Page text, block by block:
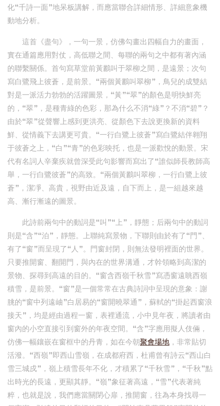
化“千詩一面”地呆板講解，而應當聯合詳細情形、詳細意象機
動地分析。
這首《盡句》，一句一景，仿佛勾畫出四幅自力的畫面，
實在通篇應用對仗，高低聯之間、每聯的兩句之中都有著內涵
的聯繫關係。首句寫草堂前黃鸝叫于翠柳之間，是遠景；次句
寫白鷺飛上彼蒼，是前景。“兩個黃鸝叫翠柳”，鳥兒的成雙結
對是一派活力勃勃的活躍圖景，“黃”“翠”的顏色是明快鮮亮
的，“翠”，是種青綠的色彩，那為什么不消“綠”？不消“碧”？
由於“翠”從聲響上感到更洪亮、從顏色下去說更換新的資料
鮮、從情義下去講更可貴。“一行白鷺上彼蒼”寫白鷺結伴翱翔
于彼蒼之上，“白”“青”的色彩映托，也是一派歡悅的動景。宋
代有名詞人辛棄疾就曾深受此句影響而寫出了“誰似師長教師高
舉，一行白鷺彼蒼”的高致。“兩個黃鸝叫翠柳，一行白鷺上彼
蒼”，潔凈、高貴，視野由近及遠，自下而上，是一組越來越
高、漸行漸遠的圖景。
此詩前兩句中的動詞是“叫”“上”，靜態；后兩句中的動詞
則是“含”“泊”，靜態。上聯純寫景物，下聯則由於有了“門”、
有了“窗”而呈現了“人”。門窗封閉，則無法發明裡面的世界。
只要推開窗、翻開門，與內在的世界溝通，才幹領略到高潔的
景物、探尋到高遠的目的。“窗含西嶺千秋雪”寫憑窗遠眺西嶺
積雪，是前景。“窗”是一個常常在古典詩詞中呈現的意象：謝
朓的“窗中列遠岫”白居易的“窗開曉翠通”，蘇軾的“掛起西窗浪
接天”，均是經由過程一窗，表裡通流，小中見年夜，將讀者由
窗內的小空直接引到窗外的年夜空間。“含”字應用擬人伎倆，
仿佛一幅鑲嵌在窗框中的丹青，如在今朝聚會場地 ，非常貼切
活潑。“西嶺”即西山雪嶺，在成都府西，杜甫曾有詩云“西山白
雪三城戍”，嶺上積雪長年不化，才積累了“千秋雪”，“千秋”點
出時光的長遠，更顯其靜。“嶺”象征著高遠，“雪”代表著純
粹，也就是說，我們應當關閉心扉，推開窗，往為本身找尋一